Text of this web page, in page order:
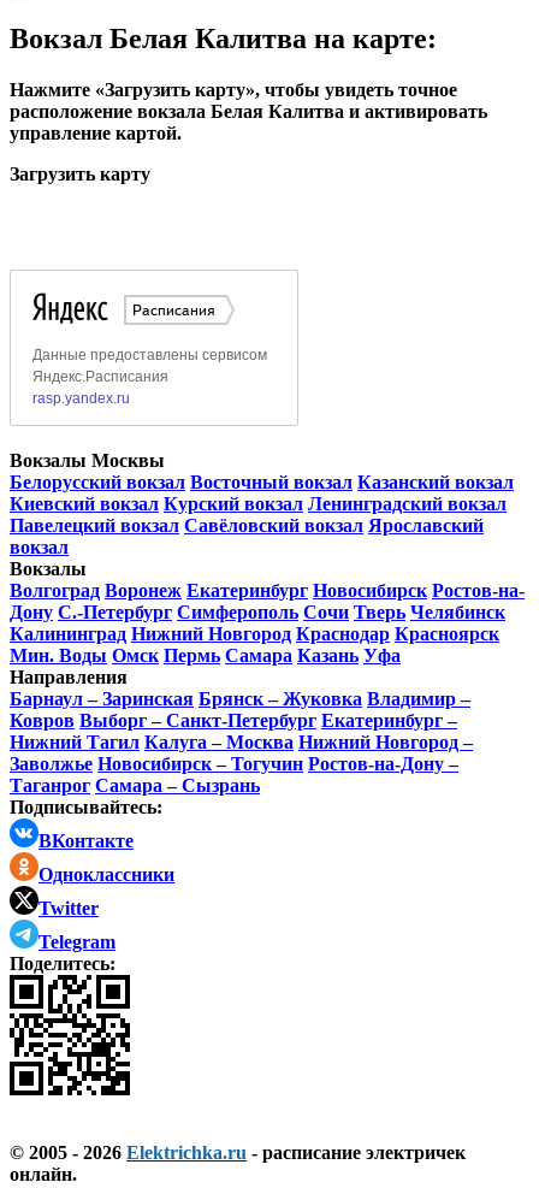
Вокзал Белая Калитва на карте:
Нажмите «Загрузить карту», чтобы увидеть точное
расположение вокзала Белая Калитва и активировать
управление картой.
Загрузить карту
Вокзалы Москвы
Белорусский вокзал Восточный вокзал Казанский вокзал
Киевский вокзал Курский вокзал Ленинградский вокзал
Павелецкий вокзал Савёловский вокзал Ярославский
вокзал
Вокзалы
Волгоград Воронеж Екатеринбург Новосибирск Ростов-на-
Дону С.-Петербург Симферополь Сочи Тверь Челябинск
Калининград Нижний Новгород Краснодар Красноярск
Мин. Воды Омск Пермь Самара Казань Уфа
Направления
Барнаул – Заринская Брянск – Жуковка Владимир –
Ковров Выборг – Санкт-Петербург Екатеринбург –
Нижний Тагил Калуга – Москва Нижний Новгород –
Заволжье Новосибирск – Тогучин Ростов-на-Дону –
Таганрог Самара – Сызрань
Подписывайтесь:
ВКонтакте
Одноклассники
Twitter
Telegram
Поделитесь:
© 2005 - 2026 Elektrichka.ru - расписание электричек
онлайн.